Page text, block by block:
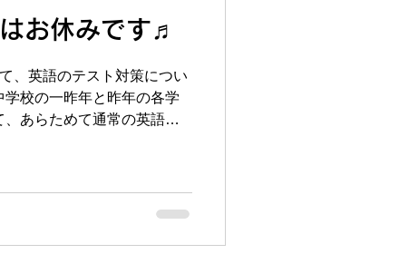
おります。英語は、春休
個と教科書のU０～U2ま
年の中間テストに出る計
ってもらいました。この時
は修学旅行（榴ヶ岡は今
り、2年生は野外
お休みです♬
、英語のテスト対策につい
校の一昨年と昨年の各学
あらためて通常の英語の
えました＾＾5月の中旬に
て6月のテストを迎えたい